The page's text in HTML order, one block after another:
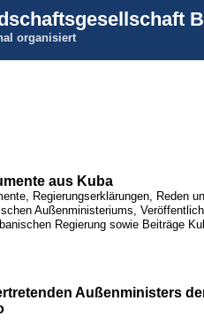
organisiert
aus Kuba
Regierungserklärungen, Reden
Außenministeriums,
Regierung sowie Beiträge
Außenministers